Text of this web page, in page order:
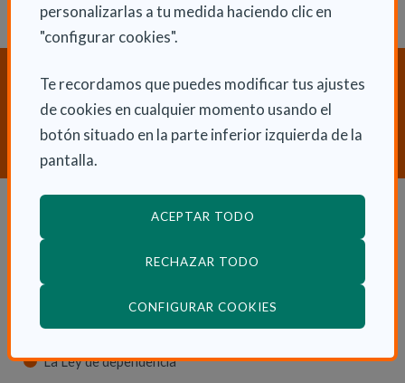
personalizarlas a tu medida haciendo clic en
"configurar cookies".
Te recordamos que puedes modificar tus ajustes
de cookies en cualquier momento usando el
botón situado en la parte inferior izquierda de la
pantalla.
ACEPTAR TODO
RECHAZAR TODO
CONFIGURAR COOKIES
¿Necesitas orientación sobre
Dependencia y Discapacidad?
CONTACTA CON NOSOTROS
Dependencia y autonomía
Dependencia en las CCAA
Trámites
La Ley de dependencia